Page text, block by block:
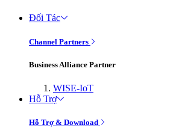
Đối Tác
Channel Partners
Business Alliance Partner
WISE-IoT
Hỗ Trợ
Hỗ Trợ & Download